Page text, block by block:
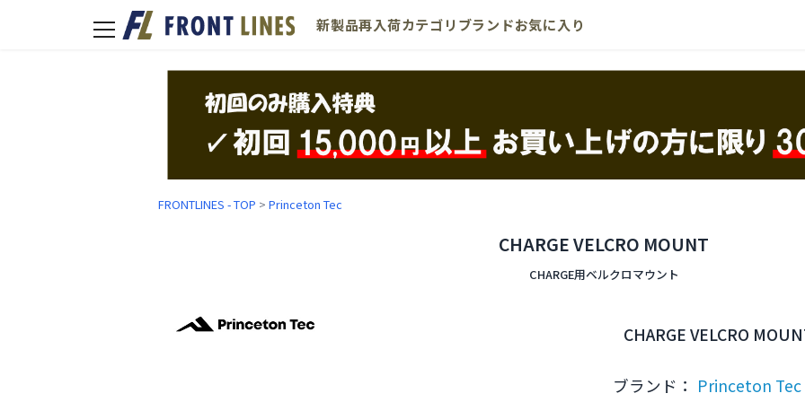
toggle
新製品再入荷カテゴリ ブランドお気に入り
FRONTLINES - TOP > Princeton Tec
CHARGE VELCRO MOUNT
CHARGE用ベルクロマウント
CHARGE VELCRO
ブランド： Princeton Tec